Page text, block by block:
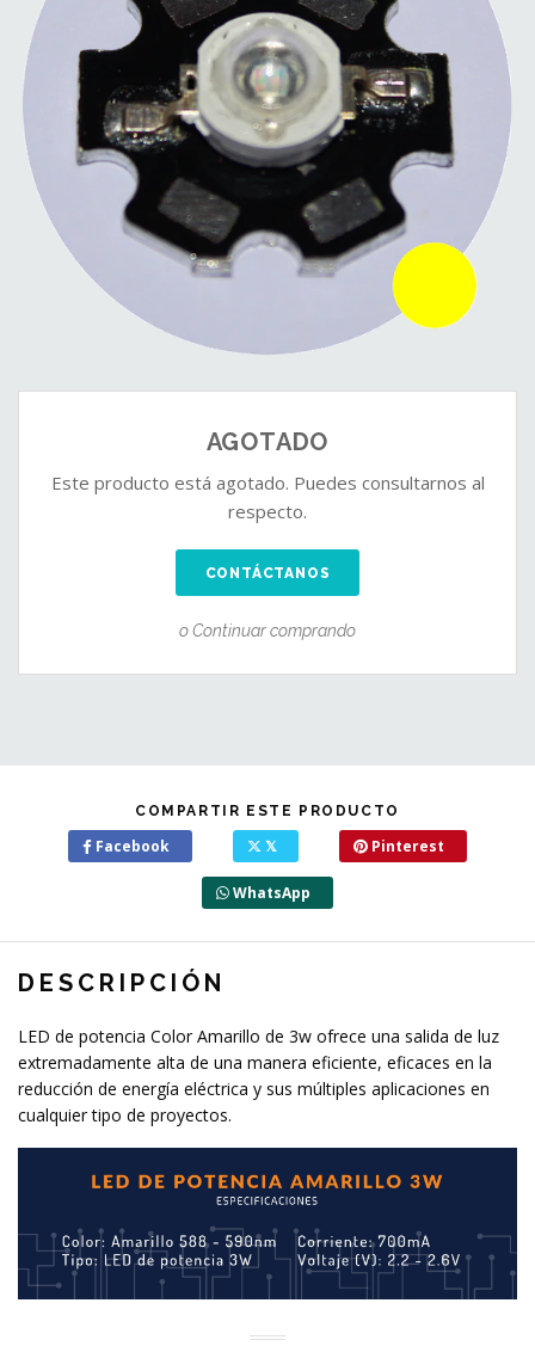
AGOTADO
Este producto está agotado. Puedes consultarnos al
respecto.
CONTÁCTANOS
o Continuar comprando
COMPARTIR ESTE PRODUCTO
Facebook 𝕏 Pinterest
WhatsApp
DESCRIPCIÓN
LED de potencia Color Amarillo de 3w ofrece una salida de luz
extremadamente alta de una manera eficiente, eficaces en la
reducción de energía eléctrica y sus múltiples aplicaciones en
cualquier tipo de proyectos.